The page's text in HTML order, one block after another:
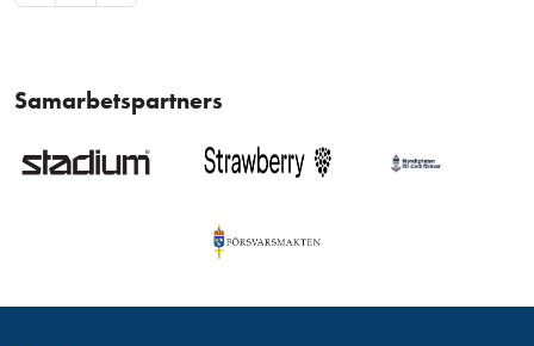
Samarbetspartners